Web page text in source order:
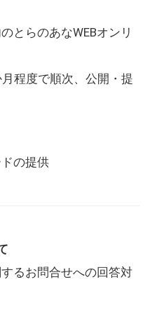
とらのあなWEBオンリ
程度で順次、公開・提
の提供
るお問合せへの回答対